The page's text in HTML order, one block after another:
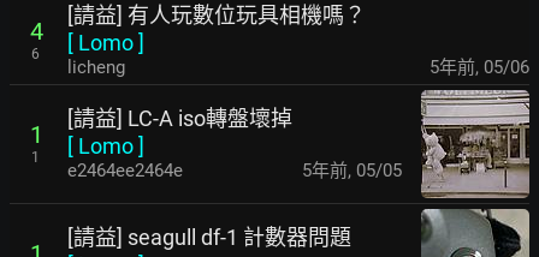
4
6
[請益] 有人玩數位玩具相機嗎？
[ Lomo]
licheng 5年前, 05/06
1
1
[請益] LC-A iso轉盤壞掉
[ Lomo]
e2464ee2464e 5年前, 05/05
[請益] seagull df-1 計數器問題